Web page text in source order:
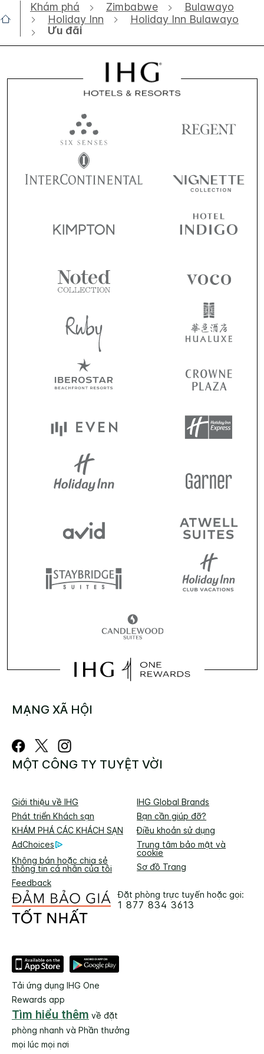
Khám phá Zimbabwe
Bulawayo
Holiday Inn
Holiday Inn Bulawayo
Ưu đãi
MẠNG XÃ HỘI
MỘT CÔNG TY TUYỆT VỜI
Giới thiệu về IHG
IHG Global Brands
Phát triển Khách sạn
Bạn cần giúp đỡ?
KHÁM PHÁ CÁC KHÁCH SẠN
Điều khoản sử dụng
AdChoices
Trung tâm bảo mật và
cookie
Không bán hoặc chia sẻ
thông tin cá nhân của tôi
Sơ đồ Trang
Feedback
Đặt phòng trực tuyến hoặc gọi:
1 877 834 3613
Tải ứng dụng IHG One
Rewards app
Tìm hiểu thêm về đặt
phòng nhanh và Phần thưởng
mọi lúc mọi nơi